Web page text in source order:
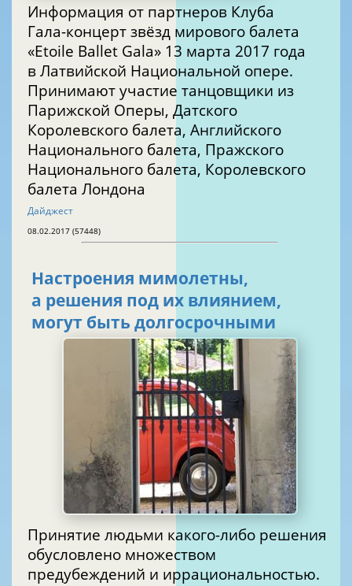
Информация от партнеров Клуба
Гала-концерт звёзд мирового балета
«Etoile Ballet Gala» 13 марта 2017 года
в Латвийской Национальной опере.
Принимают участие танцовщики из
Парижской Оперы, Датского
Королевского балета, Английского
Национального балета, Пражского
Национального балета, Королевского
балета Лондона
Дайджест
08.02.2017 (57448)
Настроения мимолетны,
а решения под их влиянием,
могут быть долгосрочными
Принятие людьми какого-либо решения
обусловлено множеством
предубеждений и иррациональностью.